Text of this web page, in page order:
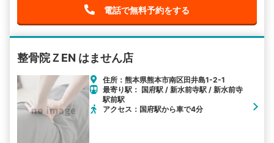
電話で無料予約をする
整骨院ＺEN はません店
住所：熊本県熊本市南区田井島1-2-1
最寄り駅： 国府駅 / 新水前寺駅 / 新水前寺
駅前駅
アクセス：国府駅から車で4分